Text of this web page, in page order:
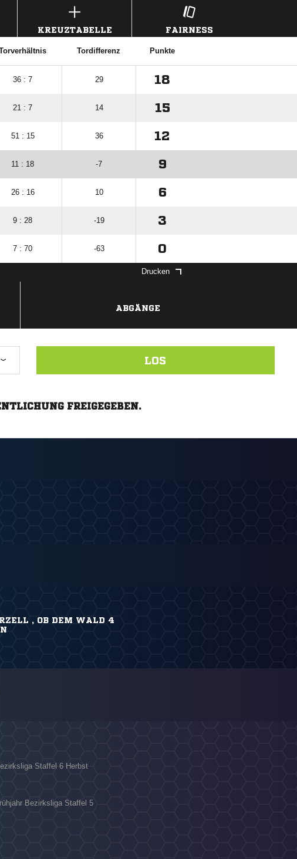
KREUZTABELLE FAIRNESS
Tordifferenz Punkte
36 : 7 29 18
21 : 7 14 15
51 : 15 36 12
11 : 18 -7 9
26 : 16 10 6
9 : 28 -19 3
7 : 70 -63 0
Drucken
ABGÄNGE
LOS
FREIGEGEBEN.
, OB DEM WALD 4
Staffel 6 Herbst
Bezirksliga Staffel 5